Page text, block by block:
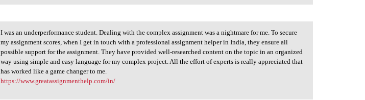
I was an underperformance
I was an underperformance student. Dealing with the complex assignment was a nightmare for me. To secure
my assignment scores, when I get in touch with a professional assignment helper in India, they ensure all
possible support for the assignment. They have provided well-researched content on the topic in an organized
way using simple and easy language for my complex project. All the effort of experts is really appreciated that
has worked like a game changer to me.
https://www.greatassignmenthelp.com/in/